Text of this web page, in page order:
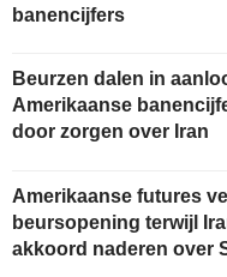
banencijfers
Beurzen dalen in
Amerikaanse
door zorgen over Iran
Amerikaanse futures
beursopening terwijl
akkoord naderen over